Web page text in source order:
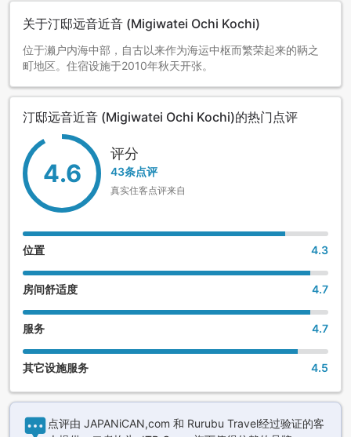
关于汀邸远音近音 (Migiwatei Ochi Kochi)
位于濑户内海中部，自古以来作为海运中枢而繁荣起来的鞆之
町地区。住宿设施于2010年秋天开张。
汀邸远音近音 (Migiwatei Ochi Kochi)的热门点评
4.6
评分
43条点评
真实住客点评来自
位置 4.3
房间舒适度 4.7
服务 4.7
其它设施服务 4.5
点评由 JAPANiCAN,com 和 Rurubu Travel经过验证的客